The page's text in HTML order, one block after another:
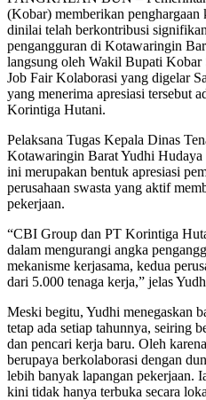
(Kobar) memberikan penghargaan
dinilai telah berkontribusi
pengangguran di Kotawaringin
langsung oleh Wakil Bupati Kobar
Job Fair Kolaborasi yang digelar
yang menerima apresiasi tersebut
Korintiga Hutani.
Pelaksana Tugas Kepala Dinas
Kotawaringin Barat Yudhi Hudaya
ini merupakan bentuk apresiasi
perusahaan swasta yang aktif
pekerjaan.
“CBI Group dan PT Korintiga
dalam mengurangi angka
mekanisme kerjasama, kedua
dari 5.000 tenaga kerja,” jelas
Meski begitu, Yudhi menegaskan
tetap ada setiap tahunnya, seiring
dan pencari kerja baru. Oleh
berupaya berkolaborasi dengan
lebih banyak lapangan pekerjaan.
kini tidak hanya terbuka secara